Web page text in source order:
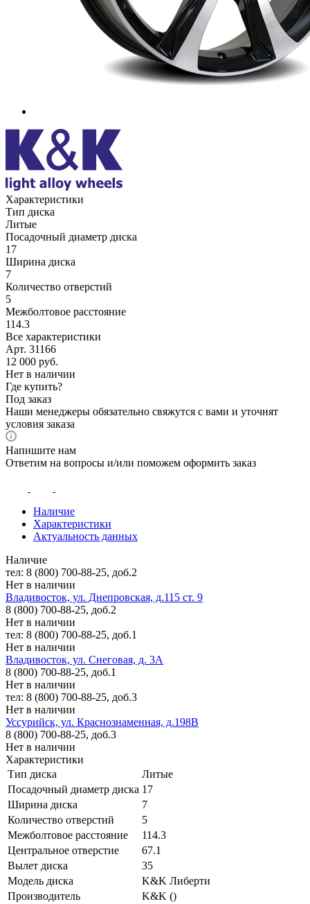
Характеристики
Тип диска
Литые
Посадочный диаметр диска
17
Ширина диска
7
Количество отверстий
5
Межболтовое расстояние
114.3
Все характеристики
Арт. 31166
12 000 руб.
Нет в наличии
Где купить?
Под заказ
Наши менеджеры обязательно свяжутся с вами и уточнят
условия заказа
Напишите нам
Ответим на вопросы и/или поможем оформить заказ
Наличие
Характеристики
Актуальность данных
Наличие
тел: 8 (800) 700-88-25, доб.2
Нет в наличии
Владивосток, ул. Днепровская, д.115 ст. 9
8 (800) 700-88-25, доб.2
Нет в наличии
тел: 8 (800) 700-88-25, доб.1
Нет в наличии
Владивосток, ул. Снеговая, д. 3А
8 (800) 700-88-25, доб.1
Нет в наличии
тел: 8 (800) 700-88-25, доб.3
Нет в наличии
Уссурийск, ул. Краснознаменная, д.198В
8 (800) 700-88-25, доб.3
Нет в наличии
Характеристики
Тип диска
Литые
Посадочный диаметр диска 17
Ширина диска
7
Количество отверстий
5
Межболтовое расстояние
114.3
Центральное отверстие
67.1
Вылет диска
35
Модель диска
K&K Либерти
Производитель
K&K ()